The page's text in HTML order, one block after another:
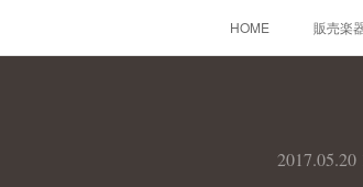
HOME 販売楽
2017.05.20